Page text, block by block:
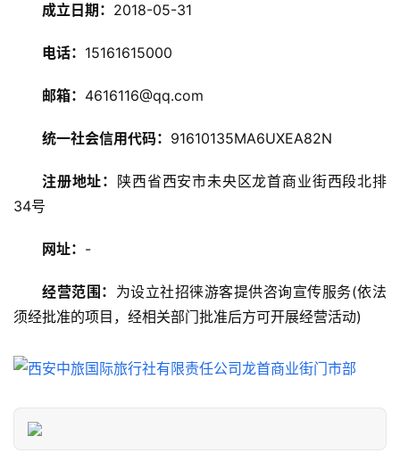
特
门
景
游
信
成立日期： 2018-05-31
电话： 15161615000
邮箱： 4616116@qq.com
统一社会信用代码： 91610135MA6UXEA82N
注册地址： 陕西省西安市未央区龙首商业街西段北排
34号
网址： -
经营范围： 为设立社招徕游客提供咨询宣传服务(依法
须经批准的项目，经相关部门批准后方可开展经营活动)